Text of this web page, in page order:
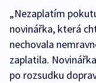
„Nezaplatím
novinářka, která
nechovala
zaplatila.
po rozsudku